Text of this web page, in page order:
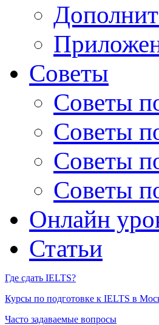
Советы
Советы
Советы
Советы
Советы
Онлайн
Статьи
Где сдать IELTS?
Курсы по подготовке к IELTS в
Часто задаваемые вопросы